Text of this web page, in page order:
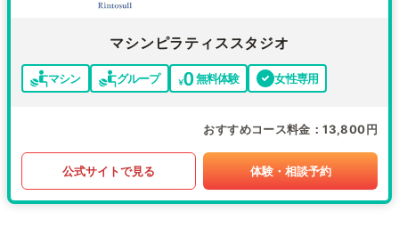
マシンピラティススタジオ
マシン グループ 無料体験 女性専用
おすすめコース料金 13,800円
公式サイトで見る 体験・相談予約